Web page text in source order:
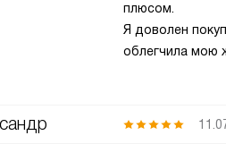
плюсом.
Я доволен
облегчила мою